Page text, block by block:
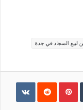
لبيع السجاد في جدة
Pinterest